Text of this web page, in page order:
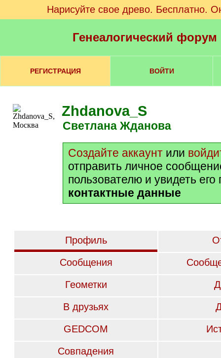
Нарисуйте свое древо. Бесплатно.
Генеалогический
РЕГИСТРАЦИЯ ВОЙТИ
Zhdanova_S
Светлана Жданова
Создайте аккаунт или
отправить личное
пользователю и увидеть
контактные данные
Профиль
Сообщения
Геометки
В друзьях
GEDCOM
Совпадения